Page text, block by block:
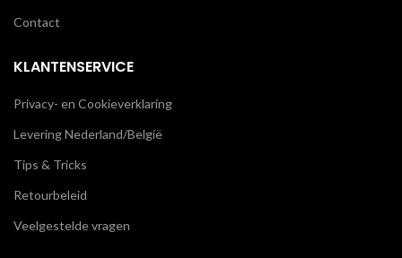
Contact
KLANTENSERVICE
Privacy- en Cookieverklaring
Levering Nederland/België
Tips & Tricks
Retourbeleid
Veelgestelde vragen